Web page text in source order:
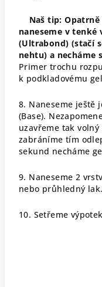
Naš tip:
naneseme v tenké
(Ultrabond) (stačí
nehtu) a necháme
Primer trochu
k podkladovému
8. Naneseme ještě
(Base).
uzavřeme tak
zabráníme tím
sekund necháme
9. Naneseme 2
nebo průhledný lak.
10. Setřeme